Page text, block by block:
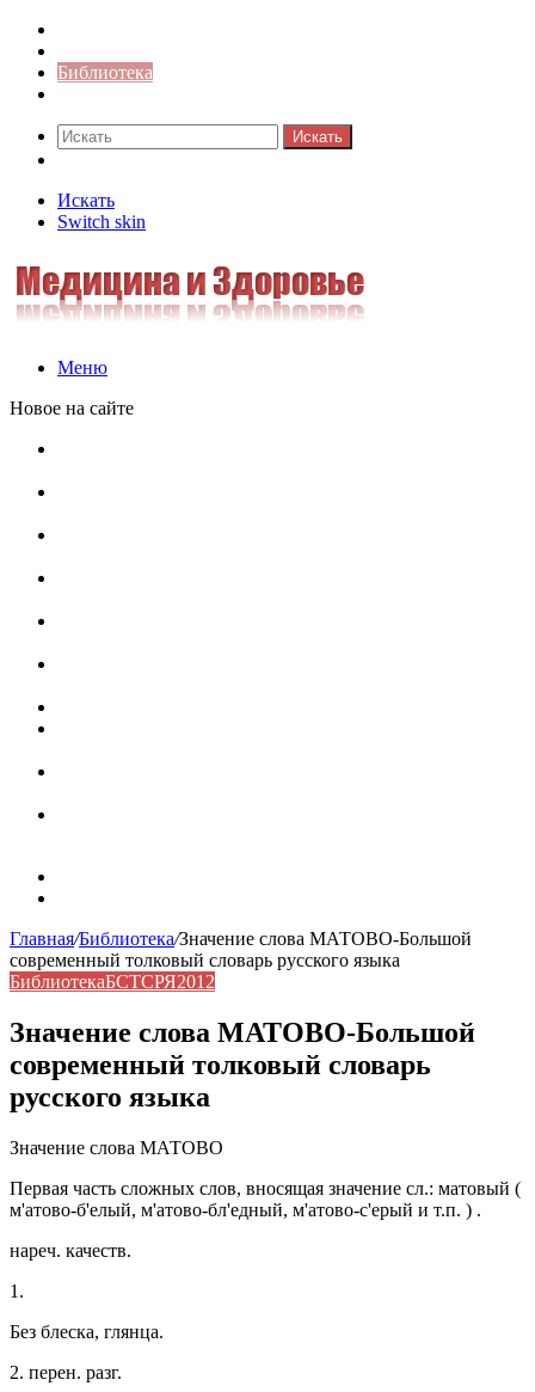
Библиотека
Искать
Искать
Switch skin
Меню
Новое на сайте
Главная/Библиотека/Значение слова МАТОВО-Большой
современный толковый словарь русского языка
БиблиотекаБСТСРЯ2012
Значение слова МАТОВО-Большой
современный толковый словарь
русского языка
Значение слова МАТОВО
Первая часть сложных слов, вносящая значение сл.: матовый (
м'атово-б'елый, м'атово-бл'едный, м'атово-с'ерый и т.п. ) .
нареч. качеств.
1.
Без блеска, глянца.
2. перен. разг.